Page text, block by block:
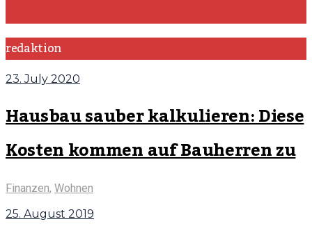
redaktion
23. July 2020
Hausbau sauber kalkulieren: Diese
Kosten kommen auf Bauherren zu
Finanzen, Wohnen
25. August 2019